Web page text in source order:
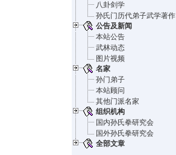
八卦剑学
孙氏门历代弟子武学著作
公告及新闻
本站公告
武林动态
图片视频
名家
孙门弟子
本站顾问
其他门派名家
组织机构
国内孙氏拳研究会
国外孙氏拳研究会
全部文章